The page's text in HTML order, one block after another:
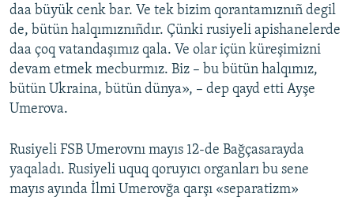
daa büyük cenk bar. Ve tek bizim qorantamıznıñ degil
de, bütün halqımıznıñdır. Çünki rusiyeli apishanelerde
daa çoq vatandaşımız qala. Ve olar içün küreşimizni
devam etmek mecburmız. Biz – bu bütün halqımız,
bütün Ukraina, bütün dünya», – dep qayd etti Ayşe
Umerova.
Rusiyeli FSB Umerovnı mayıs 12-de Bağçasarayda
yaqaladı. Rusiyeli uquq qoruyıcı organları bu sene
mayıs ayında İlmi Umerovğa qarşı «separatizm»